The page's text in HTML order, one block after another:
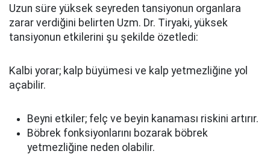
Uzun süre yüksek seyreden tansiyonun organlara
zarar verdiğini belirten Uzm. Dr. Tiryaki, yüksek
tansiyonun etkilerini şu şekilde özetledi:
Kalbi yorar; kalp büyümesi ve kalp yetmezliğine yol
açabilir.
Beyni etkiler; felç ve beyin kanaması riskini artırır.
Böbrek fonksiyonlarını bozarak böbrek
yetmezliğine neden olabilir.